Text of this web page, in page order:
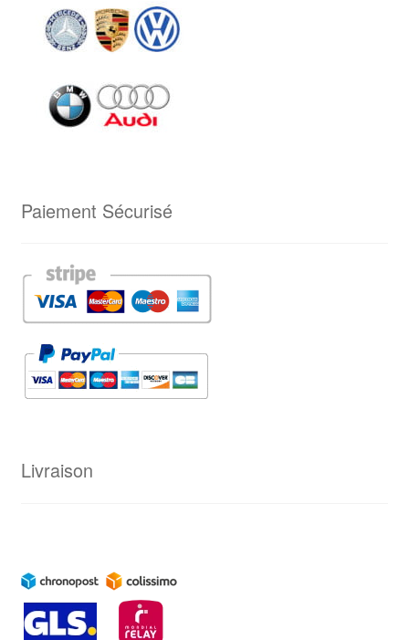
Paiement Sécurisé
Livraison